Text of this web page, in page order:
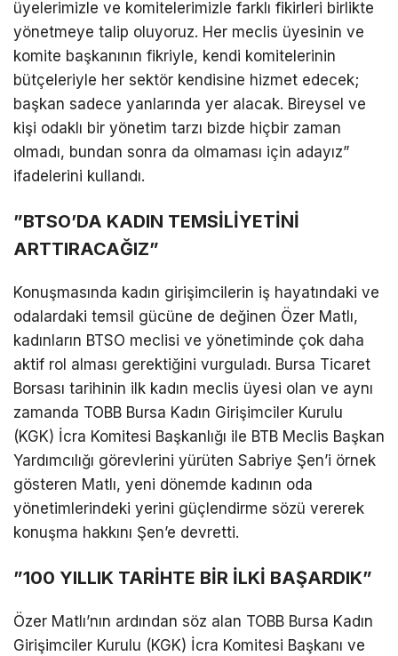
üyelerimizle ve komitelerimizle farklı fikirleri birlikte
yönetmeye talip oluyoruz. Her meclis üyesinin ve
komite başkanının fikriyle, kendi komitelerinin
bütçeleriyle her sektör kendisine hizmet edecek;
başkan sadece yanlarında yer alacak. Bireysel ve
kişi odaklı bir yönetim tarzı bizde hiçbir zaman
olmadı, bundan sonra da olmaması için adayız”
ifadelerini kullandı.
​”BTSO’DA KADIN TEMSİLİYETİNİ
ARTTIRACAĞIZ”
​Konuşmasında kadın girişimcilerin iş hayatındaki ve
odalardaki temsil gücüne de değinen Özer Matlı,
kadınların BTSO meclisi ve yönetiminde çok daha
aktif rol alması gerektiğini vurguladı. Bursa Ticaret
Borsası tarihinin ilk kadın meclis üyesi olan ve aynı
zamanda TOBB Bursa Kadın Girişimciler Kurulu
(KGK) İcra Komitesi Başkanlığı ile BTB Meclis Başkan
Yardımcılığı görevlerini yürüten Sabriye Şen’i örnek
gösteren Matlı, yeni dönemde kadının oda
yönetimlerindeki yerini güçlendirme sözü vererek
konuşma hakkını Şen’e devretti.
​”100 YILLIK TARİHTE BİR İLKİ BAŞARDIK”
​Özer Matlı’nın ardından söz alan TOBB Bursa Kadın
Girişimciler Kurulu (KGK) İcra Komitesi Başkanı ve